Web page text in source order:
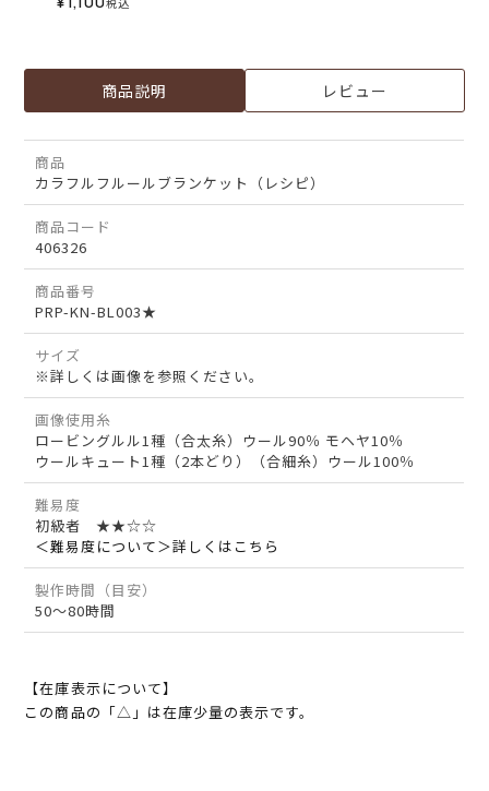
商品説明 レビュー
商品
カラフルフルールブランケット（レシピ）
商品コード
406326
商品番号
PRP-KN-BL003★
サイズ
※詳しくは画像を参照ください。
画像使用糸
ロービングルル1種（合太糸）ウール90％ モヘヤ10％
ウールキュート1種（2本どり）（合細糸）ウール100％
難易度
初級者 ★★☆☆
＜難易度について＞詳しくはこちら
製作時間（目安）
50～80時間
【在庫表示について】
この商品の「△」は在庫少量の表示です。